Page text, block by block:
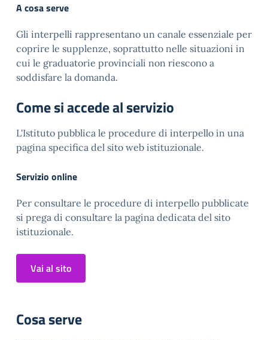
A cosa serve
Gli interpelli rappresentano un canale essenziale per
coprire le supplenze, soprattutto nelle situazioni in
cui le graduatorie provinciali non riescono a
soddisfare la domanda.
Come si accede al servizio
L'Istituto pubblica le procedure di interpello in una
pagina specifica del sito web istituzionale.
Servizio online
Per consultare le procedure di interpello pubblicate
si prega di consultare la pagina dedicata del sito
istituzionale.
Vai al sito
Cosa serve